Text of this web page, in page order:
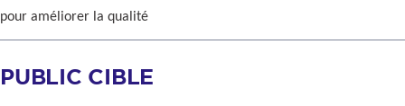
pour améliorer la qualité
PUBLIC CIBLE